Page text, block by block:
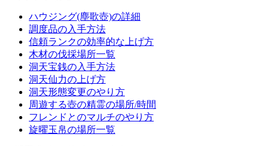
ハウジング(塵歌壺)の詳細
調度品の入手方法
信頼ランクの効率的な上げ方
木材の伐採場所一覧
洞天宝銭の入手方法
洞天仙力の上げ方
洞天形態変更のやり方
周遊する壺の精霊の場所/時間
フレンドとのマルチのやり方
旋曜玉帛の場所一覧